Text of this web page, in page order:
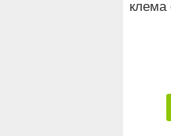
клема